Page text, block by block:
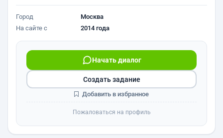
Город
Москва
На сайте с
2014 года
Начать диалог
Создать задание
Добавить в избранное
Пожаловаться на профиль